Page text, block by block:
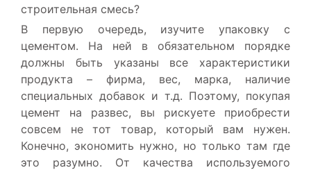
строительная смесь?
В первую очередь, изучите упаковку с
цементом. На ней в обязательном порядке
должны быть указаны все характеристики
продукта – фирма, вес, марка, наличие
специальных добавок и т.д. Поэтому, покупая
цемент на развес, вы рискуете приобрести
совсем не тот товар, который вам нужен.
Конечно, экономить нужно, но только там где
это разумно. От качества используемого